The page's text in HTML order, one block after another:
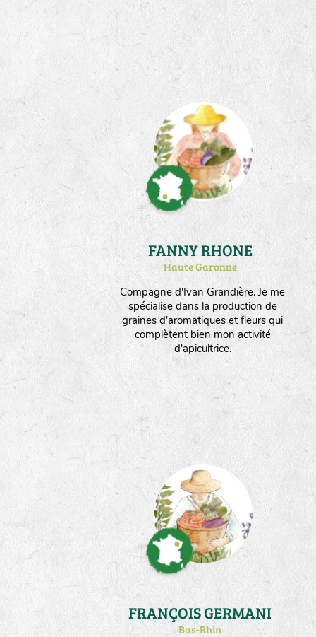
Compagne d'Ivan Grandière. Je me
spécialise dans la production de
graines d'aromatiques et fleurs qui
complètent bien mon activité
d'apicultrice.
FANNY RHONE
Haute Garonne
FRANÇOIS GERMANI
Bas-Rhin